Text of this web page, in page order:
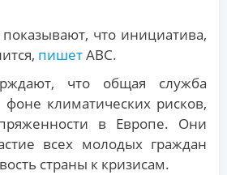
что инициатива,
пишетABC.
что общая служба
климатических рисков,
в Европе. Они
всех молодых граждан
страны к кризисам.